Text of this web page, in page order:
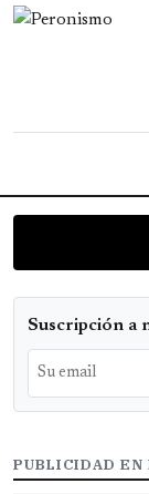
Suscripción a
PUBLICIDAD EN